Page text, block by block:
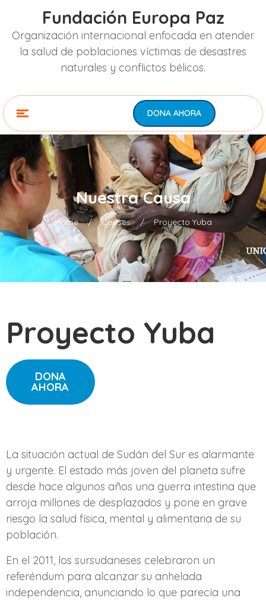
Fundación Europa Paz
Organización internacional enfocada en atender
la salud de poblaciones víctimas de desastres
naturales y conflictos bélicos.
DONA AHORA
Nuestra Causa
Home / Causes / Proyecto Yuba
Proyecto Yuba
DONA
AHORA
La situación actual de Sudán del Sur es alarmante
y urgente. El estado más joven del planeta sufre
desde hace algunos años una guerra intestina que
arroja millones de desplazados y pone en grave
riesgo la salud física, mental y alimentaria de su
población.
En el 2011, los sursudaneses celebraron un
referéndum para alcanzar su anhelada
independencia, anunciando lo que parecía una